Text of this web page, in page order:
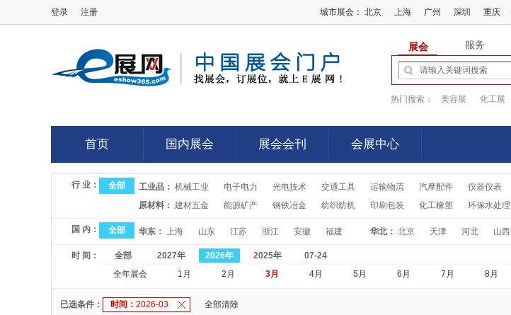
登录 注册 城市展会： 北京 上海 广州 深圳 重庆
展会 服务
热门搜索： 美容展 化工展
首页
首页
国内展会
国内展会
展会会刊
展会会刊
会展中心
会展中心
行 业： 全部 工业品： 机械工业 电子电力 光电技术 交通工具 运输物流 汽摩配件 仪器仪表
原材料： 建材五金 能源矿产 钢铁冶金 纺织纺机 印刷包装 化工橡塑 环保水处理
国 内： 全部 华东： 上海 山东 江苏 浙江 安徽 福建 华北： 北京 天津 河北 山西
时 间： 全部 2027年 2026年 2025年
07-24
全年展会
1月 2月 3月 4月 5月 6月 7月 8月
已选条件： 时间： 2026-03 全部清除